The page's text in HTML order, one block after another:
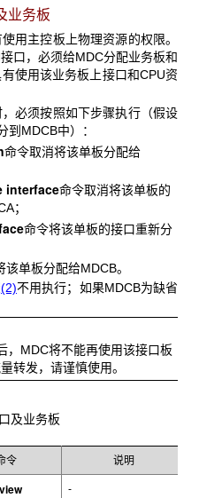
业务板
用主控板上物理资源的权限。
口，必须给MDC分配业务板和
使用该业务板上接口和CPU资
必须按照如下步骤执行（假设
MDCB中）：
命令取消将该单板分配给
interface命令取消将该单板的
；
命令将该单板的接口重新分
该单板分配给MDCB。
(2)不用执行；如果MDCB为缺省
，MDC将不能再使用该接口板
转发，请谨慎使用。
及业务板
令 说明
-